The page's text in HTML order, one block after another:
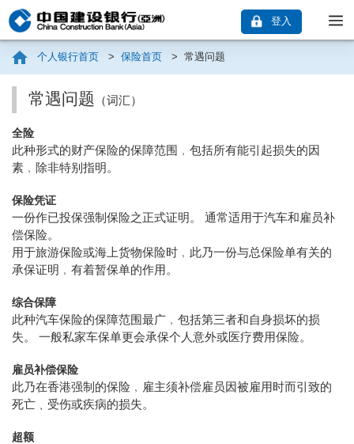
登入
个人银行首页 > 保险首页 > 常遇问题
常遇问题 （词汇）
全险
此种形式的财产保险的保障范围﹐包括所有能引起损失的因
素﹐除非特别指明。
保险凭证
一份作已投保强制保险之正式证明。 通常适用于汽车和雇员补
偿保险。
用于旅游保险或海上货物保险时﹐此乃一份与总保险单有关的
承保证明﹐有着暂保单的作用。
综合保障
此种汽车保险的保障范围最广﹐包括第三者和自身损坏的损
失。 一般私家车保单更会承保个人意外或医疗费用保险。
雇员补偿保险
此乃在香港强制的保险﹐雇主须补偿雇员因被雇用时而引致的
死亡﹑受伤或疾病的损失。
超额